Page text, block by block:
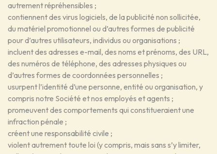
autrement répréhensibles ;
contiennent des virus logiciels, de la publicité non sollicitée,
du matériel promotionnel ou d’autres formes de publicité
pour d’autres utilisateurs, individus ou organisations ;
incluent des adresses e-mail, des noms et prénoms, des URL,
des numéros de téléphone, des adresses physiques ou
d’autres formes de coordonnées personnelles ;
usurpent l’identité d’une personne, entité ou organisation, y
compris notre Société et nos employés et agents ;
promeuvent des comportements qui constitueraient une
infraction pénale ;
créent une responsabilité civile ;
violent autrement toute loi (y compris, mais sans s’y limiter,